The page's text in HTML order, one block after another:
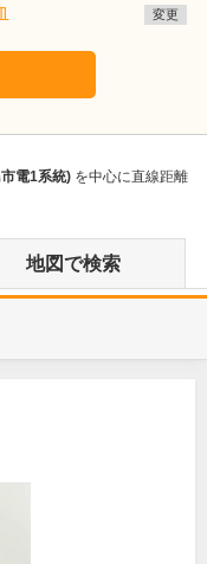
変更
電1系統) を中心に直線距離
地図で検索